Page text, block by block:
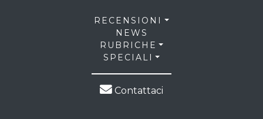
RECENSIONI
NEWS
RUBRICHE
SPECIALI
Contattaci